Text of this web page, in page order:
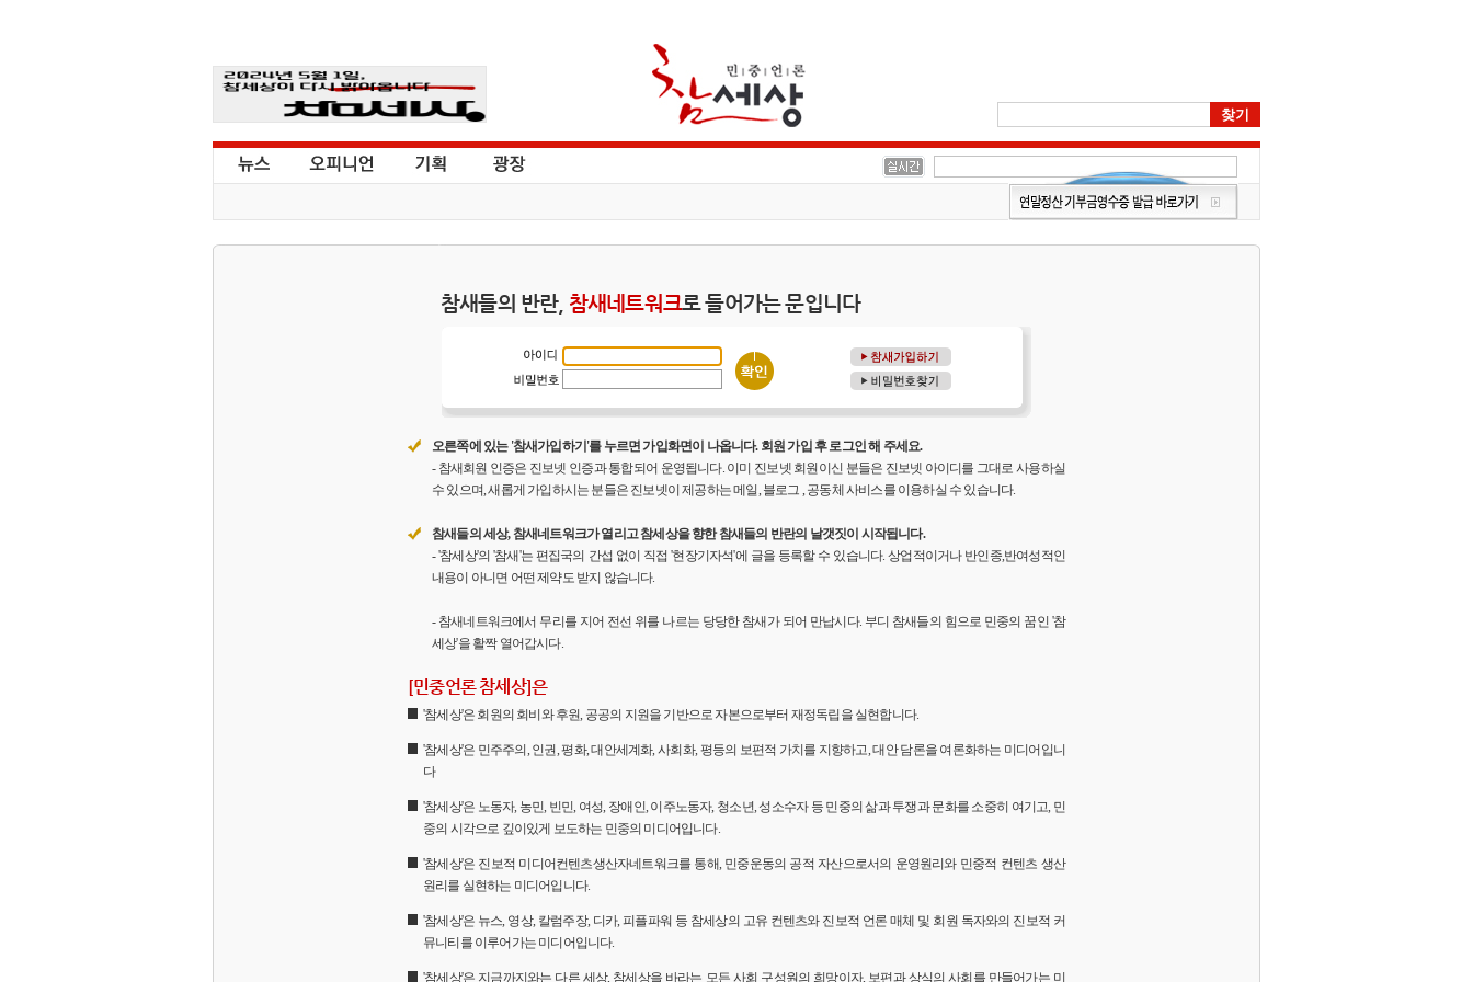
참새들의 반란, 참새네트워크로 들어가는 문입니다
오른쪽에 있는 '참새가입하기'를 누르면 가입화면이 나옵니다. 회원 가입 후 로그인 해 주세요.
- 참새회원 인증은 진보넷 인증과 통합되어 운영됩니다. 이미 진보넷 회원이신 분들은 진보넷 아이디를 그대로 사용하실
수 있으며, 새롭게 가입하시는 분들은 진보넷이 제공하는 메일, 블로그 , 공동체 사비스를 이용하실 수 있습니다.
참새들의 세상, 참새네트워크가 열리고 참세상을 향한 참새들의 반란의 날갯짓이 시작됩니다.
- '참세상'의 '참새'는 편집국의 간섭 없이 직접 '현장기자석'에 글을 등록할 수 있습니다. 상업적이거나 반인종,반여성적인
내용이 아니면 어떤 제약도 받지 않습니다.
- 참새네트워크에서 무리를 지어 전선 위를 나르는 당당한 참새가 되어 만납시다. 부디 참새들의 힘으로 민중의 꿈인 '참
세상'을 활짝 열어갑시다.
[민중언론 참세상]은
'참세상'은 회원의 회비와 후원, 공공의 지원을 기반으로 자본으로부터 재정독립을 실현합니다.
'참세상'은 민주주의, 인권, 평화, 대안세계화, 사회화, 평등의 보편적 가치를 지향하고, 대안 담론을 여론화하는 미디어입니
다
'참세상'은 노동자, 농민, 빈민, 여성, 장애인, 이주노동자, 청소년, 성소수자 등 민중의 삶과 투쟁과 문화를 소중히 여기고, 민
중의 시각으로 깊이있게 보도하는 민중의 미디어입니다.
'참세상'은 진보적 미디어컨텐츠생산자네트워크를 통해, 민중운동의 공적 자산으로서의 운영원리와 민중적 컨텐츠 생산
원리를 실현하는 미디어입니다.
'참세상'은 뉴스, 영상, 칼럼주장, 디카, 피플파워 등 참세상의 고유 컨텐츠와 진보적 언론 매체 및 회원 독자와의 진보적 커
뮤니티를 이루어가는 미디어입니다.
'참세상'은 지금까지와는 다른 세상, 참세상을 바라는 모든 사회 구성원의 희망이자, 보편과 상식의 사회를 만들어가는 미